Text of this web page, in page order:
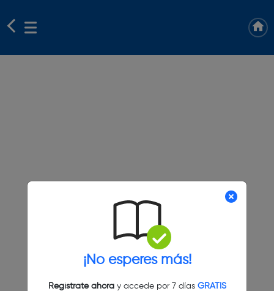
¡No esperes más!
Regístrate ahoray accede por 7 días GRATIS